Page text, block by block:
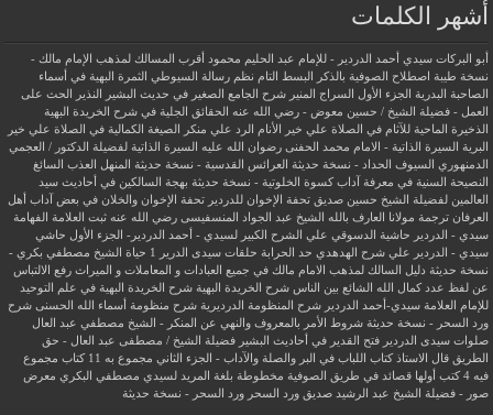
أشهر الكلمات
أبو البركات سيدي أحمد الدردير - للإمام عبد الحليم محمود
أقرب المسالك لمذهب الإمام مالك -
نسخة طيبة اصطلاح الصوفية بالذكر البسط التام نظم رسالة السيوطي
الثمرة البهية في أسماء
الصاحبة البدرية
الجزء الأول السراج المنير شرح الجامع الصغير في حديث البشير النذير
الحث على
العمل - فضيلة الشيخ / حسين معوض - رضي الله عنه
الحقائق الجلية في شرح الخريدة البهية
الذخيرة الماحية للآثام في الصلاة علي خير الأنام
الرد علي منكر الصيغة الكمالية في الصلاة علي خير
البرية
السيرة الذاتية - الامام محمد الحفنى رضوان الله عليه
السيرة الذاتية لفضيلة الدكتور / العجمي
الدمنهوري
السيوف الحداد - نسخة حديثة العرائس القدسية - نسخة حديثة
المنهل العذب السائغ
النصيحة السنية في معرفة آداب كسوة الخلوتية - نسخة حديثة بهجة السالكين في أحاديث سيد
العالمين لفضيلة الشيخ حسين صديق
تحفة الإخوان للدردير تحفة الإخوان والخلان في بعض آداب أهل
العرفان ترجمة مولانا العارف بالله الشيخ عبد الجواد المنسفيسى رضي الله عنه ثبت العلامة الفهامة
سيدي - الدردير
حاشية الدسوقي علي الشرح الكبير لسيدي - أحمد الدردير- الجزء الأول حاشي
سيدي - الدردير علي شرح الهدهدي حد الحرابة حلقات سيدى الدرير 1
حياة الشيخ مصطفي بكري -
نسخة حديثة دليل السالك لمذهب الامام مالك في جميع العبادات و المعاملات و الميراث رفع الالتباس
عن لفظ عدد كمال الله الشائع بين الناس شرح الخريدة البهية شرح الخريدة البهية في علم التوحيد
للإمام العلامة سيدي-أحمد الدردير شرح المنظومة الدرديرية شرح منظومة أسماء الله الحسنى شرح
ورد السحر - نسخة حديثة شروط الأمر بالمعروف والنهي عن المنكر - الشيخ مصطفي عبد العال
صلوات سيدى الدردير فتح القدير في أحاديث البشير فضيلة الشيخ / مصطفى عبد العال - حق
الطريق
قال الاستاذ كتاب اللباب في البر والصلة والآداب - الجزء الثاني مجموع به 11 كتاب
مجموع
فيه 4 كتب أولها قصائد في طريق الصوفية
مخطوطة بلغة المريد لسيدي مصطفي البكري معرض
صور - فضيلة الشيخ عبد الرشيد صديق
ورد السحر ورد السحر - نسخة حديثة